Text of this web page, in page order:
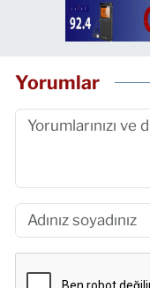
Yorumlar